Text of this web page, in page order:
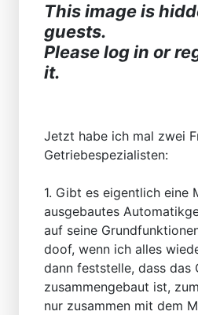
This image is
guests.
Please log in or
it.
Jetzt habe ich mal zwei
Getriebespezialisten:
1. Gibt es eigentlich eine
ausgebautes
auf seine
doof, wenn ich alles
dann feststelle, dass das
zusammengebaut ist,
nur zusammen mit dem